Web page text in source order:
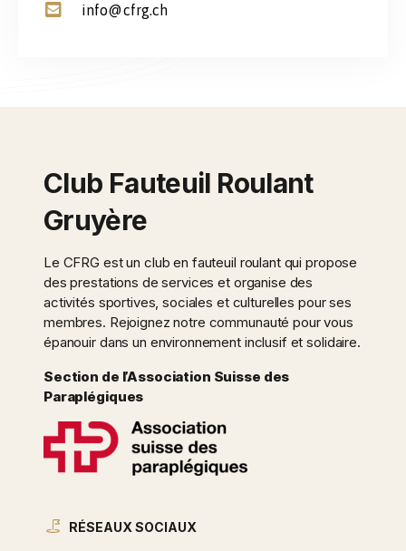
info@cfrg.ch
Club Fauteuil Roulant
Gruyère
Le CFRG est un club en fauteuil roulant qui propose
des prestations de services et organise des
activités sportives, sociales et culturelles pour ses
membres. Rejoignez notre communauté pour vous
épanouir dans un environnement inclusif et solidaire.
Section de l’Association Suisse des
Paraplégiques
RÉSEAUX SOCIAUX